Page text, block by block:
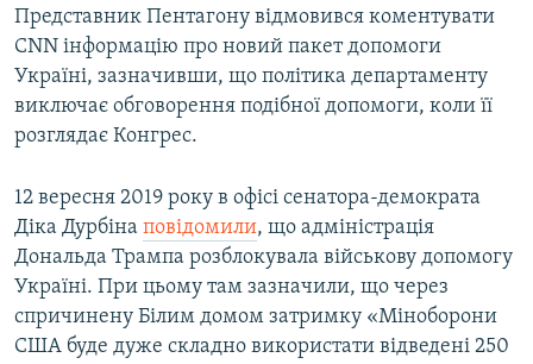
Представник Пентагону відмовився коментувати
CNN інформацію про новий пакет допомоги
Україні, зазначивши, що політика департаменту
виключає обговорення подібної допомоги, коли її
розглядає Конгрес.
12 вересня 2019 року в офісі сенатора-демократа
Діка Дурбіна повідомили, що адміністрація
Дональда Трампа розблокувала військову допомогу
Україні. При цьому там зазначили, що через
спричинену Білим домом затримку «Міноборони
США буде дуже складно використати відведені 250